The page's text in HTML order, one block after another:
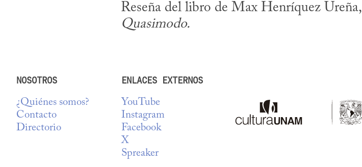
Reseña del libro de Max Henríquez Ureña,
Quasimodo.
NOSOTROS
¿Quiénes somos?
Contacto
Directorio
ENLACES EXTERNOS
YouTube
Instagram
Facebook
X
Spreaker